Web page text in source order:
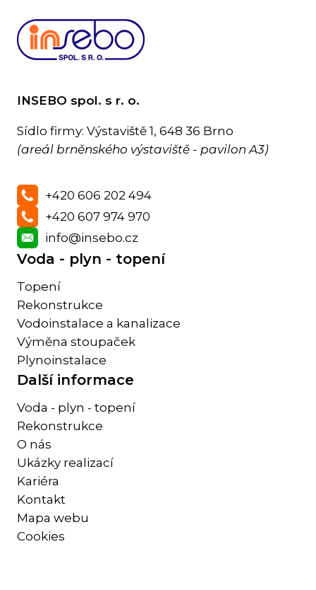
INSEBO spol. s r. o.
Sídlo firmy: Výstaviště 1, 648 36 Brno
(areál brněnského výstaviště - pavilon A3)
+420 606 202 494
+420 607 974 970
info@insebo.cz
Voda - plyn - topení
Topení
Rekonstrukce
Vodoinstalace a kanalizace
Výměna stoupaček
Plynoinstalace
Další informace
Voda - plyn - topení
Rekonstrukce
O nás
Ukázky realizací
Kariéra
Kontakt
Mapa webu
Cookies